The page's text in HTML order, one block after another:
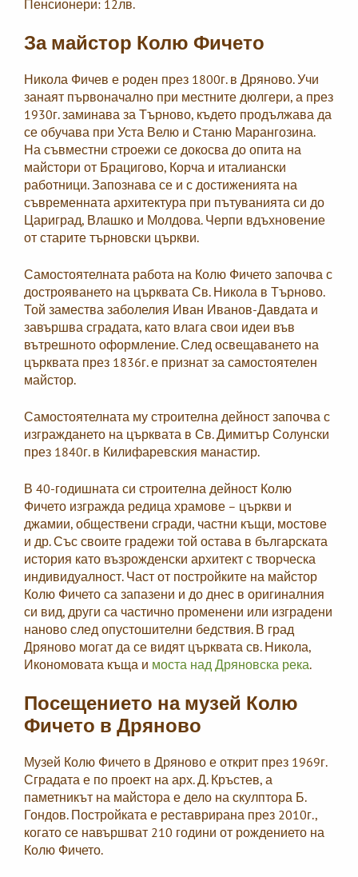
Пенсионери: 12лв.
За майстор Колю Фичето
Никола Фичев е роден през 1800г. в Дряново. Учи
занаят първоначално при местните дюлгери, а през
1930г. заминава за Търново, където продължава да
се обучава при Уста Велю и Станю Марангозина.
На съвместни строежи се докосва до опита на
майстори от Брацигово, Корча и италиански
работници. Запознава се и с достиженията на
съвременната архитектура при пътуванията си до
Цариград, Влашко и Молдова. Черпи вдъхновение
от старите търновски църкви.
Самостоятелната работа на Колю Фичето започва с
дострояването на църквата Св. Никола в Търново.
Той замества заболелия Иван Иванов-Давдата и
завършва сградата, като влага свои идеи във
вътрешното оформление. След освещаването на
църквата през 1836г. е признат за самостоятелен
майстор.
Самостоятелната му строителна дейност започва с
изграждането на църквата в Св. Димитър Солунски
през 1840г. в Килифаревския манастир.
В 40-годишната си строителна дейност Колю
Фичето изгражда редица храмове – църкви и
джамии, обществени сгради, частни къщи, мостове
и др. Със своите градежи той остава в българската
история като възрожденски архитект с творческа
индивидуалност. Част от постройките на майстор
Колю Фичето са запазени и до днес в оригиналния
си вид, други са частично променени или изградени
наново след опустошителни бедствия. В град
Дряново могат да се видят църквата св. Никола,
Икономовата къща и моста над Дряновска река.
Посещението на музей Колю
Фичето в Дряново
Музей Колю Фичето в Дряново е открит през 1969г.
Сградата е по проект на арх. Д. Кръстев, а
паметникът на майстора е дело на скулптора Б.
Гондов. Постройката е реставрирана през 2010г.,
когато се навършват 210 години от рождението на
Колю Фичето.